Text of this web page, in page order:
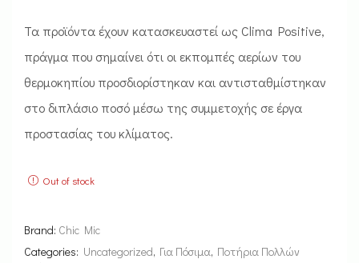
Τα προϊόντα έχουν κατασκευαστεί ως Clima Positive,
πράγμα που σημαίνει ότι οι εκπομπές αερίων του
θερμοκηπίου προσδιορίστηκαν και αντισταθμίστηκαν
στο διπλάσιο ποσό μέσω της συμμετοχής σε έργα
προστασίας του κλίματος.
Out of stock
Brand: Chic Mic
Categories: Uncategorized, Για Πόσιμα, Ποτήρια Πολλών